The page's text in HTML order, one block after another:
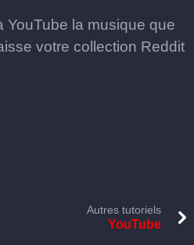
YouTube la musique que
votre collection Reddit
Autres tutoriels
YouTube